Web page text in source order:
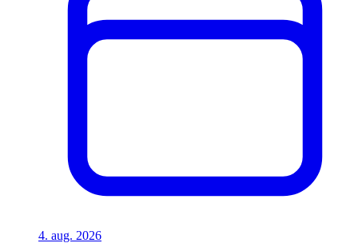
4. aug. 2026